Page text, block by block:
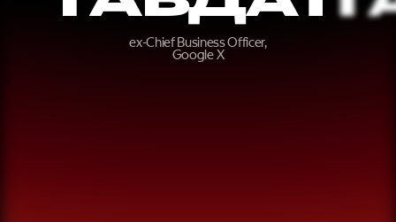
ex-Chief Business Officer,
Google X